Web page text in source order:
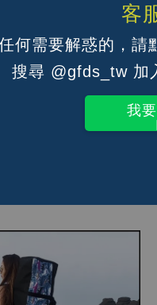
客
何需要解惑的，請
搜尋 @gfds_tw 加
我
你喜歡的顏色喔！
；